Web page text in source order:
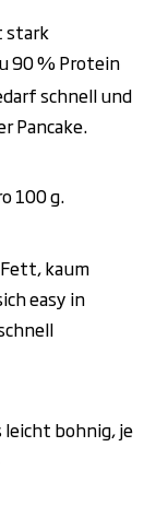
stark
90% Protein
schnell und
Pancake.
100g.
kaum
easy in
leicht bohnig, je